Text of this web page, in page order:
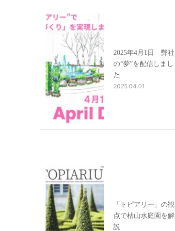
2025年4月1日 弊社
の“夢”を配信しまし
た
2025.04.01
「トピアリー」の観
点で枯山水庭園を解
説